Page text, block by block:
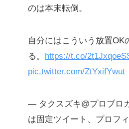
のは本末転倒。
自分にはこういう放置OK
る。 https://t.co/
pic.twitter.com/ZtYxifYwut
— タクスズキ@プロブロ
は固定ツイート、プロフ